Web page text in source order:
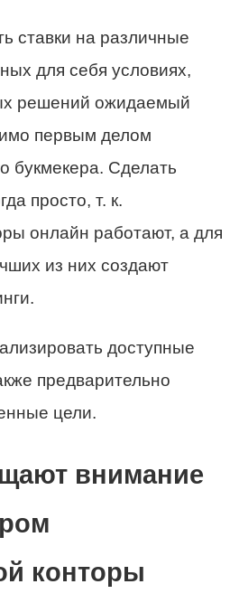
ставки на различные
для себя условиях,
решений ожидаемый
первым делом
букмекера. Сделать
просто, т. к.
онлайн работают, а для
из них создают
доступные
предварительно
цели.
внимание
конторы